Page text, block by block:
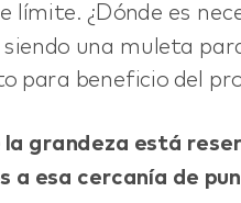
límite. ¿Dónde es
una muleta
para beneficio del
la grandeza está
a esa cercanía de